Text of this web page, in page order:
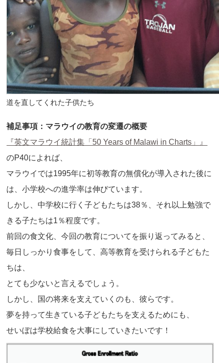
道を直してくれた子供たち
補足事項：マラウイの教育の変遷の概要
『英文マラウイ統計集「50 Years of Malawi in Charts」』
のP40によれば、
マラウイでは1995年に初等教育の無償化が導入された後に
は、小学校への進学率は伸びています。
しかし、中学校に行く子どもたちは38％、それ以上勉強で
きる子たちは1％程度です。
前回の食文化、今回の教育についてを振り返ってみると、
毎日しっかり食事をして、高等教育を受けられる子どもた
ちは、
とても少ないと言えるでしょう。
しかし、国の将来を支えていくのも、彼らです。
夢を持って生きている子どもたちを支えるためにも、
せいぼは学校給食を大事にしていきたいです！